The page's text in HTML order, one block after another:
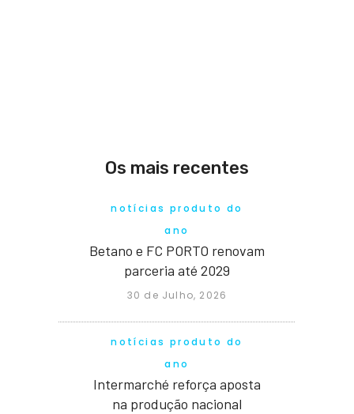
Os mais recentes
notícias produto do
ano
Betano e FC PORTO renovam
parceria até 2029
30 de Julho, 2026
notícias produto do
ano
Intermarché reforça aposta
na produção nacional